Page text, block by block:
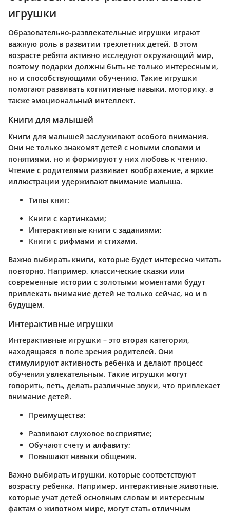
игрушки
Образовательно-развлекательные игрушки играют
важную роль в развитии трехлетних детей. В этом
возрасте ребята активно исследуют окружающий мир,
поэтому подарки должны быть не только интересными,
но и способствующими обучению. Такие игрушки
помогают развивать когнитивные навыки, моторику, а
также эмоциональный интеллект.
Книги для малышей
Книги для малышей заслуживают особого внимания.
Они не только знакомят детей с новыми словами и
понятиями, но и формируют у них любовь к чтению.
Чтение с родителями развивает воображение, а яркие
иллюстрации удерживают внимание малыша.
Типы книг:
Книги с картинками;
Интерактивные книги с заданиями;
Книги с рифмами и стихами.
Важно выбирать книги, которые будет интересно читать
повторно. Например, классические сказки или
современные истории с золотыми моментами будут
привлекать внимание детей не только сейчас, но и в
будущем.
Интерактивные игрушки
Интерактивные игрушки – это вторая категория,
находящаяся в поле зрения родителей. Они
стимулируют активность ребенка и делают процесс
обучения увлекательным. Такие игрушки могут
говорить, петь, делать различные звуки, что привлекает
внимание детей.
Преимущества:
Развивают слуховое восприятие;
Обучают счету и алфавиту;
Повышают навыки общения.
Важно выбирать игрушки, которые соответствуют
возрасту ребенка. Например, интерактивные животные,
которые учат детей основным словам и интересным
фактам о животном мире, могут стать отличным